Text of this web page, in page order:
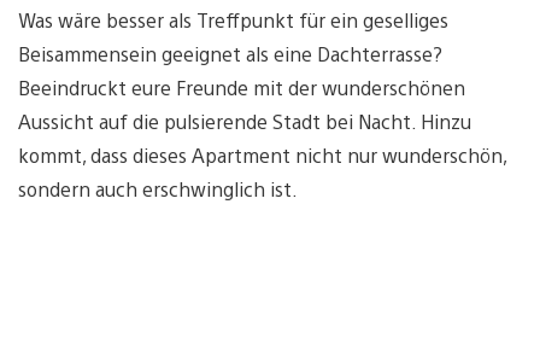
Was wäre besser als Treffpunkt für ein geselliges
Beisammensein geeignet als eine Dachterrasse?
Beeindruckt eure Freunde mit der wunderschönen
Aussicht auf die pulsierende Stadt bei Nacht. Hinzu
kommt, dass dieses Apartment nicht nur wunderschön,
sondern auch erschwinglich ist.